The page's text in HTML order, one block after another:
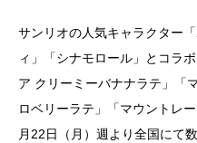
サンリオの人気キャラクター
ィ」「シナモロール」とコラ
ア クリーミーバナナラテ」「
ロベリーラテ」「マウントレ
月22日（月）週より全国にて